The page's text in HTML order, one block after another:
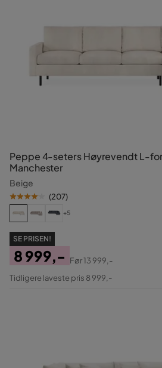
Peppe 4-seters Høyrevendt L-
Manchester
Beige
(207)
+5
SE PRISEN!
Pris
8 999,-
Original
Før13 999,-
Tidligere laveste pris 8 999,-